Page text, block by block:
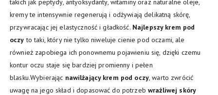
takich jak peptydy, antyoksydanty, witaminy oraz naturalne oleje,
kremy te intensywnie regenerują i odżywiają delikatną skórę,
przywracając jej elastyczność i gładkość. Najlepszy krem pod
oczy to taki, który nie tylko niweluje cienie pod oczami, ale
również zapobiega ich ponownemu pojawieniu się, dzięki czemu
kontur oczu staje się bardziej promienny i pełen
blasku.Wybierając nawilżający krem pod oczy, warto zwrócić
uwagę na jego skład i dopasować do potrzebwrażliwej skóry